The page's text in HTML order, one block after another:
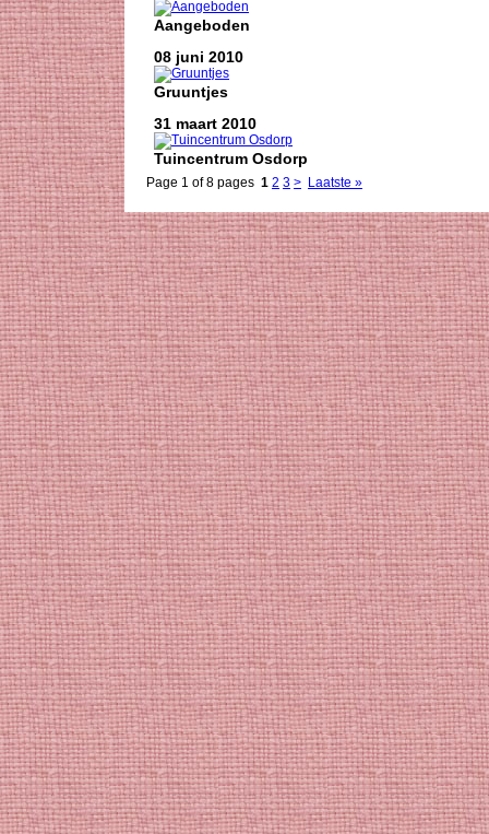
Aangeboden
08 juni 2010
Gruuntjes
31 maart 2010
Tuincentrum Osdorp
Page 1 of 8 pages 1 2 3 > Laatste »